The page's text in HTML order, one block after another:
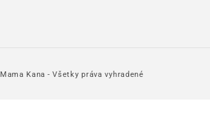
Mama Kana - Všetky práva vyhradené